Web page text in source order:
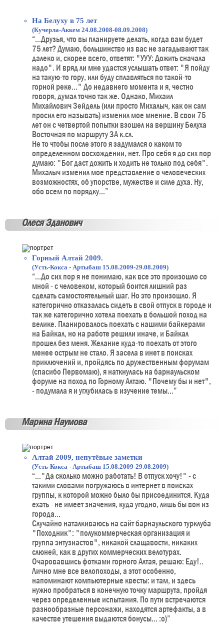
На Белуху в 75 лет
(Кучерла-Аккем 24.08.2008-08.09.2008)
“...Друзья, что вы планируете делать, когда вам будет
75 лет? Думаю, большинство из вас не загадывают так
далеко и, скорее всего, ответят: "УУУ: Дожить сначала
надо". И вряд ли мне удастся услышать ответ: "Я пойду
на такую-то гору, или буду сплавляться по такой-то
горной реке..." До недавнего момента и я, честно
говоря, думал точно так же. Однако, Михаил
Михайлович Зейдель (или просто Михалыч, как он сам
просил его называть) изменил мое мнение. В свои 75
лет он с четвертой попытки взошел на вершину Белуха
Восточная по маршруту 3А к.сл.
Не то чтобы после этого я задумался о каком то
определенном восхождении, нет. Про себя я до сих пор
думаю: "Бог даст дожить и ходить не только под себя".
Михалыч изменил мое представление о человеческих
возможностях, об упорстве, мужестве и силе духа. Ну,
обо всем по порядку...”
Олеся Зданович
Горный Алтай 2009.
(Усть-Кокса - Артыбаш 15.08.2009-29.08.2009)
“...До сих пор я не понимаю, как все это произошло со
мной - с человеком, который боится лишний раз
сделать самостоятельный шаг. Но это произошло. Я
категорично отказалась сидеть в свой отпуск в городе и
так же категорично хотела поехать в большой поход на
велике. Планировалось поехать с нашими байкерами
на Байкал, но на работе решили иначе, и Байкал
прошел без меня. Желание куда-то поехать от этого
менее острым не стало. Я засела в инет в поисках
приключений и, пройдясь по дружественным форумам
(спасибо Первомаю), я наткнулась на барнаульском
форуме на поход по Горному Алтаю. "Почему бы и нет",
- подумала я и углубилась в изучение темы...”
Марина Наумова
Алтай 2009, непутёвые заметки
(Усть-Кокса - Артыбаш 15.08.2009-29.08.2009)
“..."Да сколько можно работать! В отпуск хочу!" - с
такими словами погружаюсь в интернет в поисках
группы, к которой можно было бы присоединится. Куда
ехать - не имеет значения, куда угодно, лишь бы вон из
города...
Случайно наталкиваюсь на сайт барнаульского турклуба
"Походник": "полукоммерческая организация и
группа энтузиастов", никакой слащавости, никаких
слюней, как в других коммерческих велотурах.
Очаровавшись фотками горного Алтая, решаю: Еду!..
Лично мне все велопоходы, а этот особенно,
напоминают компьютерные квесты: и там, и здесь
нужно пробраться в конечную точку маршрута, пройдя
через определенные испытания. По пути встречаются
разнообразные персонажи, находятся артефакты, а в
качестве утешения выдаются бонусы... :o)”